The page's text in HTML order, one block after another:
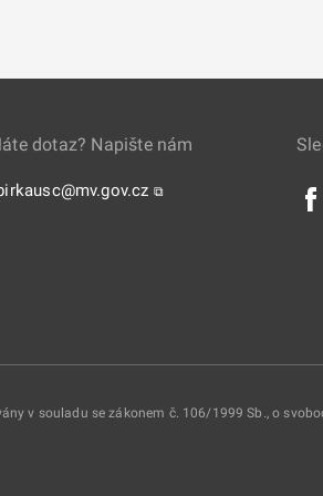
dotaz? Napište nám
⧉
v souladu se zákonem č. 106/1999 Sb., o